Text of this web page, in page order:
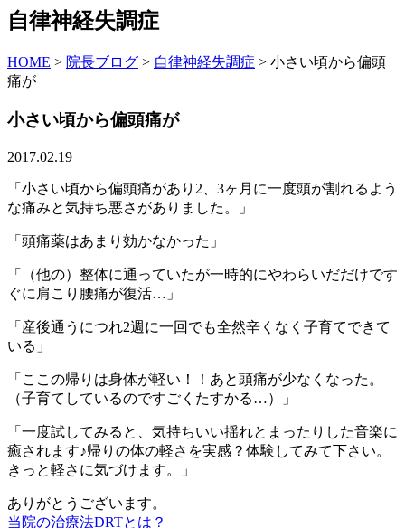
自律神経失調症
HOME > 院長ブログ > 自律神経失調症 > 小さい頃から偏頭
痛が
小さい頃から偏頭痛が
2017.02.19
「小さい頃から偏頭痛があり2、3ヶ月に一度頭が割れるよう
な痛みと気持ち悪さがありました。」
「頭痛薬はあまり効かなかった」
「（他の）整体に通っていたが一時的にやわらいだだけです
ぐに肩こり腰痛が復活…」
「産後通うにつれ2週に一回でも全然辛くなく子育てできて
いる」
「ここの帰りは身体が軽い！！あと頭痛が少なくなった。
（子育てしているのですごくたすかる…）」
「一度試してみると、気持ちいい揺れとまったりした音楽に
癒されます♪帰りの体の軽さを実感？体験してみて下さい。
きっと軽さに気づけます。」
ありがとうございます。
当院の治療法DRTとは？